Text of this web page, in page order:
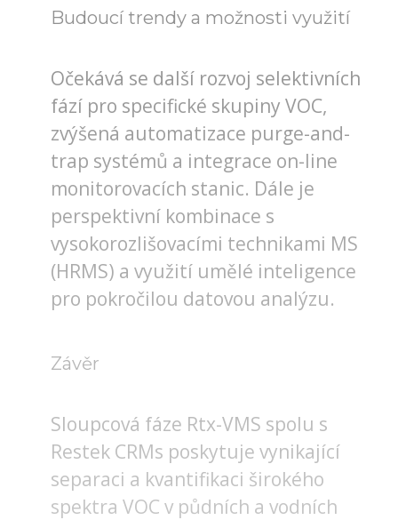
Budoucí trendy a možnosti využití
Očekává se další rozvoj selektivních
fází pro specifické skupiny VOC,
zvýšená automatizace purge-and-
trap systémů a integrace on-line
monitorovacích stanic. Dále je
perspektivní kombinace s
vysokorozlišovacími technikami MS
(HRMS) a využití umělé inteligence
pro pokročilou datovou analýzu.
Závěr
Sloupcová fáze Rtx-VMS spolu s
Restek CRMs poskytuje vynikající
separaci a kvantifikaci širokého
spektra VOC v půdních a vodních